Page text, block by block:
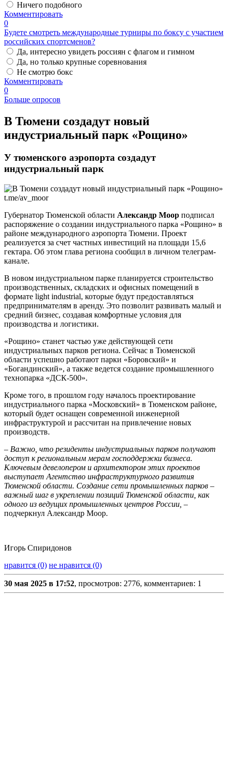
Ничего подобного
Комментировать
0
Будете смотреть международные турниры по боксу с участием
российских спортсменов?
Да, интересно увидеть россиян с флагом и гимном
Да, но только крупные соревнования
Не смотрю бокс
Комментировать
0
Больше опросов
​В Тюмени создадут новый
индустриальный парк «Рощино»
У тюменского аэропорта создадут
индустриальный парк
t.me/av_moor
Губернатор Тюменской области Александр Моор подписал
распоряжение о создании индустриального парка «Рощино» в
районе международного аэропорта Тюмени. Проект
реализуется за счет частных инвестиций на площади 15,6
гектара. Об этом глава региона сообщил в личном телеграм-
канале.
В новом индустриальном парке планируется строительство
производственных, складских и офисных помещений в
формате light industrial, которые будут предоставляться
предпринимателям в аренду. Это позволит развивать малый и
средний бизнес, создавая комфортные условия для
производства и логистики.
«Рощино» станет частью уже действующей сети
индустриальных парков региона. Сейчас в Тюменской
области успешно работают парки «Боровский» и
«Богандинский», а также ведется создание промышленного
технопарка «ДСК-500».
Кроме того, в прошлом году началось проектирование
индустриального парка «Московский» в Тюменском районе,
который будет оснащен современной инженерной
инфраструктурой и рассчитан на привлечение новых
производств.
– Важно, что резиденты индустриальных парков получают
доступ к региональным мерам господдержки бизнеса.
Ключевым девелопером и архитектором этих проектов
выступает Агентство инфраструктурного развития
Тюменской области. Создание сети промышленных парков –
важный шаг в укреплении позиций Тюменской области, как
одного из ведущих промышленных центров России, –
подчеркнул Александр Моор.
Игорь Спиридонов
нравится (0) не нравится (0)
30 мая 2025 в 17:52, просмотров: 2776, комментариев: 1